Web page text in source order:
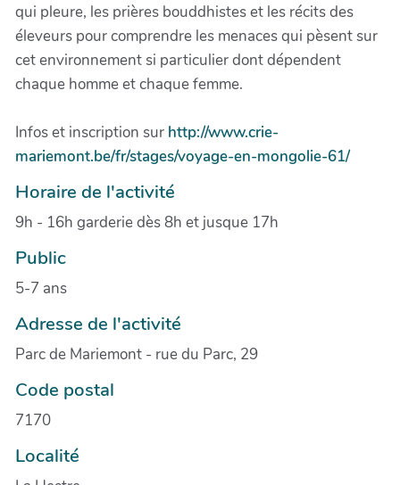
qui pleure, les prières bouddhistes et les récits des
éleveurs pour comprendre les menaces qui pèsent sur
cet environnement si particulier dont dépendent
chaque homme et chaque femme.
Infos et inscription sur http://www.crie-
mariemont.be/fr/stages/voyage-en-mongolie-61/
Horaire de l'activité
9h - 16h garderie dès 8h et jusque 17h
Public
5-7 ans
Adresse de l'activité
Parc de Mariemont - rue du Parc, 29
Code postal
7170
Localité